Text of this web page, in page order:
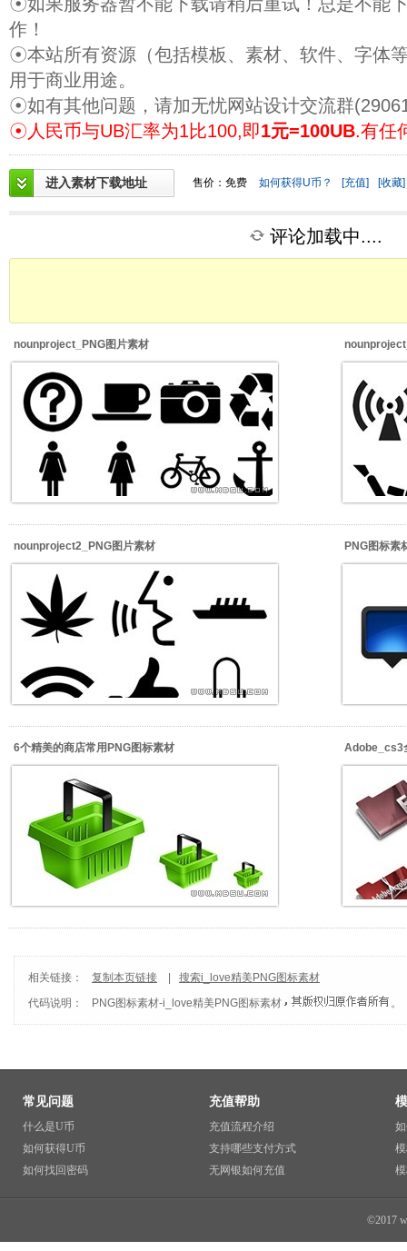
作！
☉本站所有资源（包括模板、素材、软件、字体
用于商业用途。
☉如有其他问题，请加无忧网站设计交流群
☉人民币与UB汇率为1比100,即1元=100UB.有任
进入素材下载地址 售价：免费 如何获得U币？ [充值] [收藏]
评论加载中....
nounproject_PNG图片素材
nounproject2_PNG图片素材 PNG图标素
6个精美的商店常用PNG图标素材 Adobe_cs3
相关链接： 复制本页链接
搜索i_love精美PNG图标素材
代码说明：
PNG图标素材-i_love精美PNG图标素材 。
常见问题
什么是U币
如何获得U币
如何找回密码
充值帮助
充值流程介绍
支持哪些支付方式
无网银如何充值
©2017